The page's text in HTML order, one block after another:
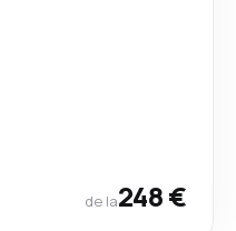
de la248 €